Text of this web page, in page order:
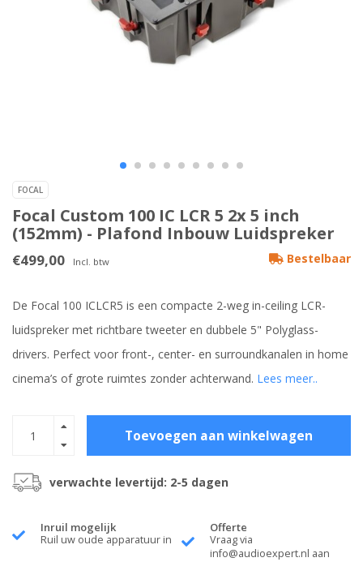
FOCAL
Focal Custom 100 IC LCR 5 2x 5 inch
(152mm) - Plafond Inbouw Luidspreker
€499,00 Incl. btw Bestelbaar
De Focal 100 ICLCR5 is een compacte 2-weg in-ceiling LCR-
luidspreker met richtbare tweeter en dubbele 5" Polyglass-
drivers. Perfect voor front-, center- en surroundkanalen in home
cinema’s of grote ruimtes zonder achterwand. Lees meer..
Toevoegen aan winkelwagen
verwachte levertijd: 2-5 dagen
Inruil mogelijk
Ruil uw oude apparatuur in
Offerte
Vraag via
info@audioexpert.nl aan